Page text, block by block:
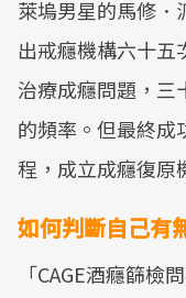
萊塢男星的馬修
出戒癮機構六十
治療成癮問題，三
的頻率。但最終成
程，成立成癮復原
如何判斷自己有
「CAGE酒癮篩